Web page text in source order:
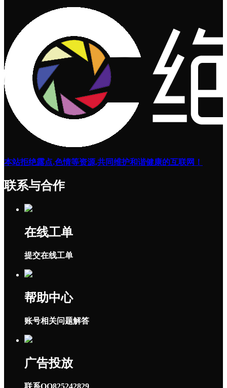
本站拒绝露点,色情等资源,共同维护和谐健康的互联网！
联系与合作
在线工单
提交在线工单
帮助中心
账号相关问题解答
广告投放
联系QQ825242829